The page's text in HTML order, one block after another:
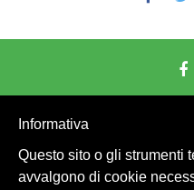
© 2026 Intesa Grandi Impianti
Informativa
Questo sito o gli strumenti
avvalgono di cookie